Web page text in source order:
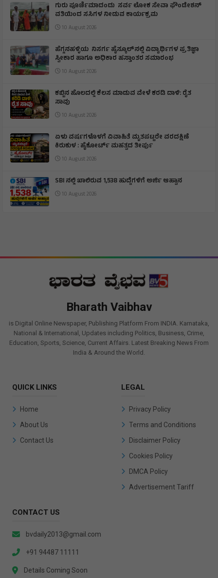
ಗುರು ಪೂರ್ಣಿಮಾದಂದು ಸರ್ವ ಲೋಕ ಸೇವಾ ಫೌಂಡೇಶನ್
ವತಿಯಿಂದ ಸಸಿಗಳ ನೀಡುವ ಕಾರ್ಯಕ್ರಮ
10 August 2026
ಹೆಗ್ಗನಹಳ್ಳಿಯ ನಿಸರ್ಗ ಹೈಸ್ಕೂಲ್‌ನಲ್ಲಿ ವಿದ್ಯಾರ್ಥಿಗಳ ಪ್ರತಿಜ್ಞಾ
ಸ್ವೀಕಾರ ಹಾಗೂ ಅಧಿಕಾರ ಹಸ್ತಾಂತರ ಸಮಾರಂಭ
10 August 2026
ಕಬ್ಬಿನ ಹೊಲದಲ್ಲಿ ಕೆಲಸ ಮಾಡುವ ವೇಳೆ ಕರಡಿ ದಾಳಿ: ರೈತ
ಸಾವು
10 August 2026
ಏಳು ವರ್ಷಗಳೊಳಗೆ ವಿವಾಹಿತೆ ಮೃತಪಟ್ಟರೇ ವರದಕ್ಷಿಣೆ
ಕಿರುಕುಳ : ಹೈಕೋರ್ಟ್ ಮಹತ್ವದ ತೀರ್ಪು
10 August 2026
SBI ನಲ್ಲಿ ಖಾಲಿರುವ 1,538 ಹುದ್ದೆಗಳಿಗೆ ಅರ್ಜಿ ಆಹ್ವಾನ
10 August 2026
Bharath Vaibhav
is Digital Online Newspaper, Publishing Platform From INDIA. Karnataka,
National & International, Updates including Politics, Business, Crime,
Education, Sports, Science, Current Affairs. Latest Breaking News From
India & Around the World.
QUICK LINKS
Home
About Us
Contact Us
LEGAL
Privacy Policy
Terms and Conditions
Disclaimer Policy
Cookies Policy
DMCA Policy
Advertisement Tariff
CONTACT US
bvdaily2013@gmail.com
+91 94487 11111
Details Coming Soon